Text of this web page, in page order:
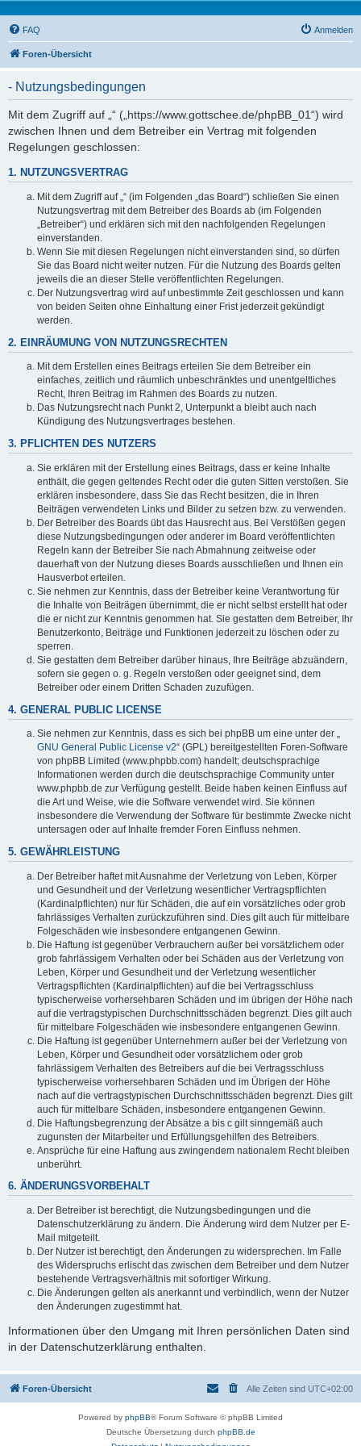
FAQ Anmelden
Foren-Übersicht
- Nutzungsbedingungen
Mit dem Zugriff auf „“ („https://www.gottschee.de/phpBB_01“) wird
zwischen Ihnen und dem Betreiber ein Vertrag mit folgenden
Regelungen geschlossen:
1. NUTZUNGSVERTRAG
Mit dem Zugriff auf „“ (im Folgenden „das Board“) schließen Sie einen
Nutzungsvertrag mit dem Betreiber des Boards ab (im Folgenden
„Betreiber“) und erklären sich mit den nachfolgenden Regelungen
einverstanden.
Wenn Sie mit diesen Regelungen nicht einverstanden sind, so dürfen
Sie das Board nicht weiter nutzen. Für die Nutzung des Boards gelten
jeweils die an dieser Stelle veröffentlichten Regelungen.
Der Nutzungsvertrag wird auf unbestimmte Zeit geschlossen und kann
von beiden Seiten ohne Einhaltung einer Frist jederzeit gekündigt
werden.
2. EINRÄUMUNG VON NUTZUNGSRECHTEN
Mit dem Erstellen eines Beitrags erteilen Sie dem Betreiber ein
einfaches, zeitlich und räumlich unbeschränktes und unentgeltliches
Recht, Ihren Beitrag im Rahmen des Boards zu nutzen.
Das Nutzungsrecht nach Punkt 2, Unterpunkt a bleibt auch nach
Kündigung des Nutzungsvertrages bestehen.
3. PFLICHTEN DES NUTZERS
Sie erklären mit der Erstellung eines Beitrags, dass er keine Inhalte
enthält, die gegen geltendes Recht oder die guten Sitten verstoßen. Sie
erklären insbesondere, dass Sie das Recht besitzen, die in Ihren
Beiträgen verwendeten Links und Bilder zu setzen bzw. zu verwenden.
Der Betreiber des Boards übt das Hausrecht aus. Bei Verstößen gegen
diese Nutzungsbedingungen oder anderer im Board veröffentlichten
Regeln kann der Betreiber Sie nach Abmahnung zeitweise oder
dauerhaft von der Nutzung dieses Boards ausschließen und Ihnen ein
Hausverbot erteilen.
Sie nehmen zur Kenntnis, dass der Betreiber keine Verantwortung für
die Inhalte von Beiträgen übernimmt, die er nicht selbst erstellt hat oder
die er nicht zur Kenntnis genommen hat. Sie gestatten dem Betreiber, Ihr
Benutzerkonto, Beiträge und Funktionen jederzeit zu löschen oder zu
sperren.
Sie gestatten dem Betreiber darüber hinaus, Ihre Beiträge abzuändern,
sofern sie gegen o. g. Regeln verstoßen oder geeignet sind, dem
Betreiber oder einem Dritten Schaden zuzufügen.
4. GENERAL PUBLIC LICENSE
Sie nehmen zur Kenntnis, dass es sich bei phpBB um eine unter der „
GNU General Public License v2“ (GPL) bereitgestellten Foren-Software
von phpBB Limited (www.phpbb.com) handelt; deutschsprachige
Informationen werden durch die deutschsprachige Community unter
www.phpbb.de zur Verfügung gestellt. Beide haben keinen Einfluss auf
die Art und Weise, wie die Software verwendet wird. Sie können
insbesondere die Verwendung der Software für bestimmte Zwecke nicht
untersagen oder auf Inhalte fremder Foren Einfluss nehmen.
5. GEWÄHRLEISTUNG
Der Betreiber haftet mit Ausnahme der Verletzung von Leben, Körper
und Gesundheit und der Verletzung wesentlicher Vertragspflichten
(Kardinalpflichten) nur für Schäden, die auf ein vorsätzliches oder grob
fahrlässiges Verhalten zurückzuführen sind. Dies gilt auch für mittelbare
Folgeschäden wie insbesondere entgangenen Gewinn.
Die Haftung ist gegenüber Verbrauchern außer bei vorsätzlichem oder
grob fahrlässigem Verhalten oder bei Schäden aus der Verletzung von
Leben, Körper und Gesundheit und der Verletzung wesentlicher
Vertragspflichten (Kardinalpflichten) auf die bei Vertragsschluss
typischerweise vorhersehbaren Schäden und im übrigen der Höhe nach
auf die vertragstypischen Durchschnittsschäden begrenzt. Dies gilt auch
für mittelbare Folgeschäden wie insbesondere entgangenen Gewinn.
Die Haftung ist gegenüber Unternehmern außer bei der Verletzung von
Leben, Körper und Gesundheit oder vorsätzlichem oder grob
fahrlässigem Verhalten des Betreibers auf die bei Vertragsschluss
typischerweise vorhersehbaren Schäden und im Übrigen der Höhe
nach auf die vertragstypischen Durchschnittsschäden begrenzt. Dies gilt
auch für mittelbare Schäden, insbesondere entgangenen Gewinn.
Die Haftungsbegrenzung der Absätze a bis c gilt sinngemäß auch
zugunsten der Mitarbeiter und Erfüllungsgehilfen des Betreibers.
Ansprüche für eine Haftung aus zwingendem nationalem Recht bleiben
unberührt.
6. ÄNDERUNGSVORBEHALT
Der Betreiber ist berechtigt, die Nutzungsbedingungen und die
Datenschutzerklärung zu ändern. Die Änderung wird dem Nutzer per E-
Mail mitgeteilt.
Der Nutzer ist berechtigt, den Änderungen zu widersprechen. Im Falle
des Widerspruchs erlischt das zwischen dem Betreiber und dem Nutzer
bestehende Vertragsverhältnis mit sofortiger Wirkung.
Die Änderungen gelten als anerkannt und verbindlich, wenn der Nutzer
den Änderungen zugestimmt hat.
Informationen über den Umgang mit Ihren persönlichen Daten sind
in der Datenschutzerklärung enthalten.
Foren-Übersicht Alle Zeiten sind UTC+02:00
Powered by phpBB® Forum Software © phpBB Limited
Deutsche Übersetzung durch phpBB.de